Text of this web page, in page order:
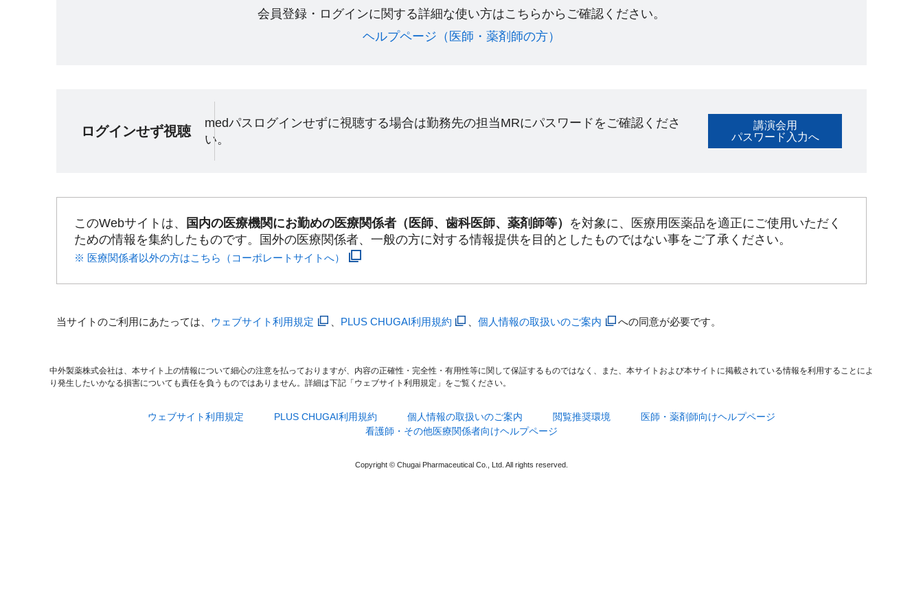
会員登録・ログインに関する詳細な使い方はこちらからご確認ください。​
ヘルプページ（医師・薬剤師の方）​
ログインせず視聴
medパスログインせずに視聴する場合は勤務先の担当MRにパスワードをご確認くださ
い。
講演会用
パスワード入力へ
このWebサイトは、 国内の医療機関にお勤めの医療関係者（医師、歯科医師、薬剤師等） を対象に、医療用医薬品を適正にご使用いただく
ための情報を集約したものです。国外の医療関係者、一般の方に対する情報提供を目的としたものではない事をご了承ください。
※ 医療関係者以外の方はこちら（コーポレートサイトへ）
当サイトのご利用にあたっては、 ウェブサイト利用規定 PLUS CHUGAI利用規約 、個人情報の取扱いのご案内 への同意が必要です。
中外製薬株式会社は、本サイト上の情報について細心の注意を払っておりますが、内容の正確性・完全性・有用性等に関して保証するものではなく、また、本サイトおよび本サイトに掲載されている情報を利用することによ
り発生したいかなる損害についても責任を負うものではありません。詳細は下記「ウェブサイト利用規定」をご覧ください。
ウェブサイト利用規定 PLUS CHUGAI利用規約 個人情報の取扱いのご案内 閲覧推奨環境
医師・薬剤師向けヘルプページ
看護師・その他医療関係者向けヘルプページ
Copyright © Chugai Pharmaceutical Co., Ltd. All rights reserved.